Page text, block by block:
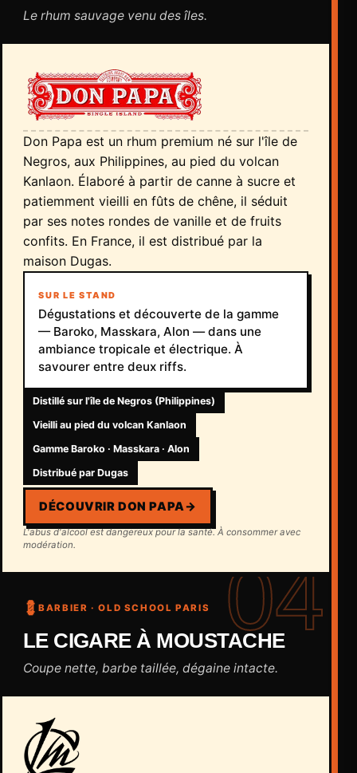
Le rhum sauvage venu des îles.
Don Papa est un rhum premium né sur l'île de
Negros, aux Philippines, au pied du volcan
Kanlaon. Élaboré à partir de canne à sucre et
patiemment vieilli en fûts de chêne, il séduit
par ses notes rondes de vanille et de fruits
confits. En France, il est distribué par la
maison Dugas.
SUR LE STAND
Dégustations et découverte de la gamme
— Baroko, Masskara, Alon — dans une
ambiance tropicale et électrique. À
savourer entre deux riffs.
Distillé sur l'île de Negros (Philippines)
Vieilli au pied du volcan Kanlaon
Gamme Baroko · Masskara · Alon
Distribué par Dugas
DÉCOUVRIR DON PAPA→
L'abus d'alcool est dangereux pour la santé. À consommer avec
modération.
04
💈BARBIER · OLD SCHOOL PARIS
LE CIGARE À MOUSTACHE
Coupe nette, barbe taillée, dégaine intacte.